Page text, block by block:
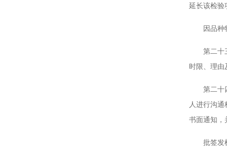
延长该检验
因品种特
第二十三
时限、理由
第二十四
人进行沟
书面通知，
批签发机